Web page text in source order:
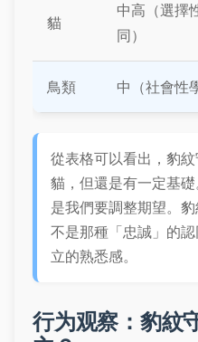
貓
中高（選擇
同）
鳥類 中（社會性
從表格可以看出，豹
貓，但還是有一定基
是我們要調整期望。
不是那種「忠誠」的
立的熟悉感。
行为观察：豹紋